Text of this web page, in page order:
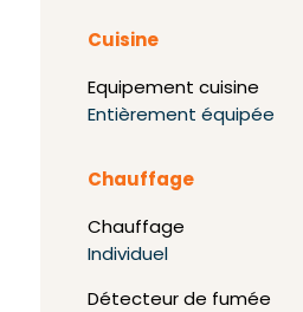
Cuisine
Equipement cuisine
Entièrement équipée
Chauffage
Chauffage
Individuel
Détecteur de fumée